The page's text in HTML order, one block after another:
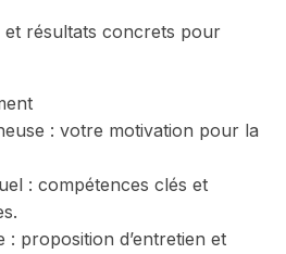
et résultats concrets pour
: votre motivation pour la
: compétences clés et
: proposition d’entretien et